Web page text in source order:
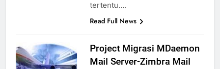
tertentu….
Read Full News
Project Migrasi MDaemon
Mail Server-Zimbra Mail